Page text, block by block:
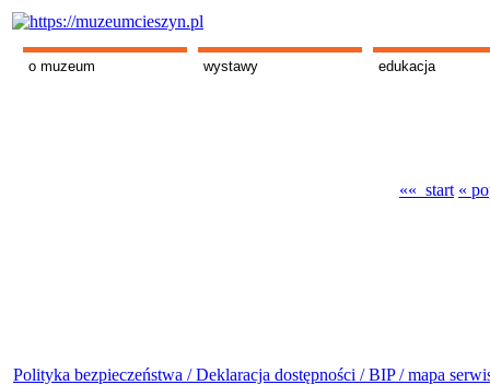
o muzeum wystawy edukacja
«« start «
Polityka bezpieczeństwa /Deklaracja dostępności /BIP /mapa